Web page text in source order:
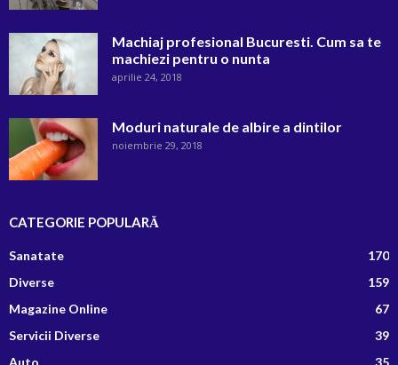
Machiaj profesional Bucuresti. Cum sa te
machiezi pentru o nunta
aprilie 24, 2018
Moduri naturale de albire a dintilor
noiembrie 29, 2018
CATEGORIE POPULARĂ
Sanatate
170
Diverse
159
Magazine Online
67
Servicii Diverse
39